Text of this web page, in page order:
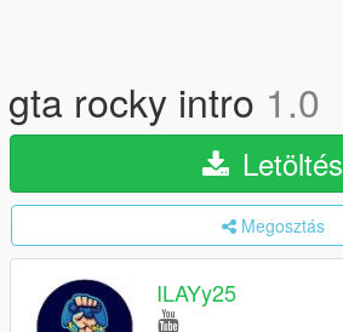
gta rocky intro 1.0
Letöltés
Megosztás
ILAYy25